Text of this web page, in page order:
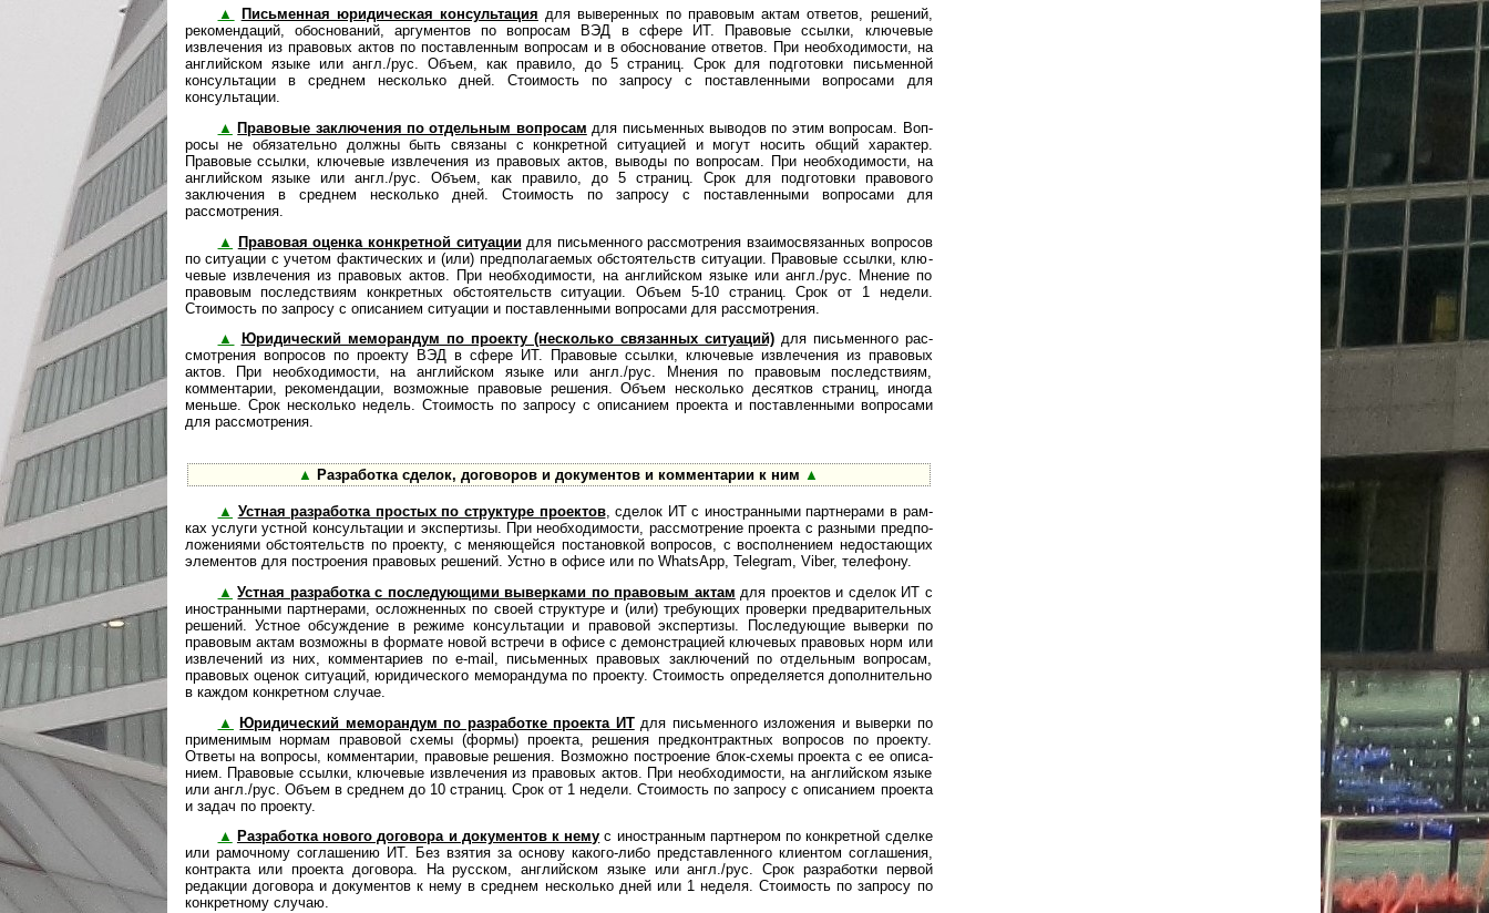
▲
Письменная юридическая консультация для выве­рен­ных по пра­во­вым актам отве­тов, реше­ний,
реко­мен­да­ций, обос­но­ва­ний, аргументов по вопросам ВЭД в сфере ИТ. Правовые ссылки, ключевые
извлечения из правовых актов по поставленным вопросам и в обоснование ответов. При необходимости, на
английском языке или англ./рус. Объем, как правило, до 5 страниц. Срок для подготовки письменной
консультации в среднем несколько дней. Стоимость по запросу с поставленными вопросами для
консультации.
▲ Правовые заключения по отдельным вопросам для письменных выводов по этим вопросам. Воп­
росы не обяза­тельно должны быть связаны с конк­ретной ситуацией и могут носить общий характер.
Правовые ссылки, ключевые извлечения из правовых актов, выводы по вопросам. При необходимости, на
английском языке или англ./рус. Объем, как правило, до 5 страниц. Срок для подготовки правового
заключения в среднем несколько дней. Стоимость по запросу с поставленными вопросами для
рассмотрения.
▲ Правовая оценка конкретной ситуациидля письменного рас­смот­ре­ния взаимосвязанных вопросов
по ситуации с учетом фак­ти­чес­ких и (или) пред­по­ла­га­е­мых обстоятельств ситуации. Правовые ссылки, клю­
че­вые извле­че­ния из правовых актов. При необходимости, на английском языке или англ./рус. Мнение по
правовым последствиям конкретных обстоятельств ситуации. Объем 5-10 страниц. Срок от 1 недели.
Стоимость по запросу с описанием ситуации и по­с­тав­лен­ны­ми вопросами для рассмотрения.
▲
Юридический меморандум по проекту (несколько связанных си­ту­а­ций)для пись­мен­ного рас­
смот­ре­ния воп­росов по проекту ВЭД в сфере ИТ. Правовые ссылки, ключевые извлечения из правовых
актов. При необходимости, на английском языке или англ./рус. Мнения по правовым последствиям,
комментарии, рекомендации, возможные правовые решения. Объем несколько десятков страниц, иногда
меньше. Срок несколько недель. Стоимость по запросу с описанием проекта и поставленными вопросами
для рассмотрения.
▲ Разработка сделок, договоров и документов и комментарии к ним ▲
▲ Устная разработка простых по структуре проектов, сделок ИТ с иностранными парт­не­рами в рам­
ках услуги устной кон­суль­тации и экспертизы. При необхо­димости, рассмот­рение проекта с разными пред­по­
ло­же­ни­ями обстоя­тельств по проекту, с меняющейся по­с­та­нов­кой вопросов, с восполнением недо­ста­ющих
элементов для по­стро­е­ния право­вых решений. Устно в офисе или по WhatsApp, Telegram, Viber, телефону.
▲ Устная разработка с последующими выверками по правовым ак­там для проектов и сделок ИТ с
ино­ст­ран­ными парт­нерами, ос­лож­нен­ных по своей структуре и (или) требующих проверки предва­рительных
решений. Устное обсуждение в режиме консультации и правовой экспертизы. Последующие выверки по
правовым актам возможны в формате новой встречи в офисе с демонстрацией ключевых правовых норм или
извлечений из них, комментариев по e-mail, письменных правовых заключений по отдельным вопросам,
правовых оценок ситуаций, юридического меморандума по проекту. Стоимость определяется дополнительно
в каждом конкретном случае.
▲
Юридический меморандум по разработке проекта ИТдля пись­мен­но­го изло­же­ния и выверки по
при­ме­ни­мым нормам правовой схемы (формы) проекта, решения пред­конт­ракт­ных вопросов по проекту.
Ответы на вопросы, комментарии, правовые решения. Возможно построение блок-схемы проекта с ее опи­са­
ни­ем. Правовые ссылки, ключевые извлечения из правовых актов. При необхо­димости, на английском языке
или англ./рус. Объем в среднем до 10 страниц. Срок от 1 недели. Стоимость по запросу с описанием проекта
и задач по проекту.
▲ Разработка нового договора и документов к нему с ино­стран­ным партнером по конкретной сделке
или рамочному соглашению ИТ. Без взятия за основу какого-либо представленного клиентом соглашения,
контракта или проекта договора. На русском, английском языке или англ./рус. Срок разработки первой
редакции договора и документов к нему в среднем несколько дней или 1 неделя. Стоимость по запросу по
конкретному случаю.